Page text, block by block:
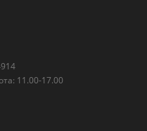
11.00-17.00